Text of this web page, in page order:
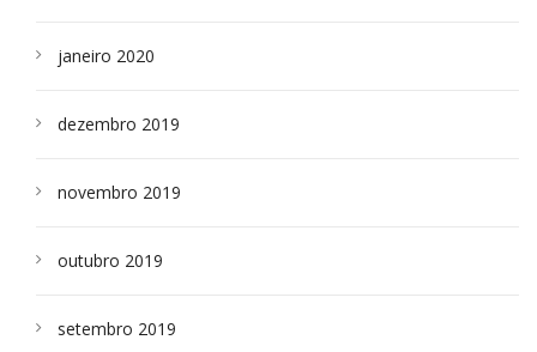
janeiro 2020
dezembro 2019
novembro 2019
outubro 2019
setembro 2019